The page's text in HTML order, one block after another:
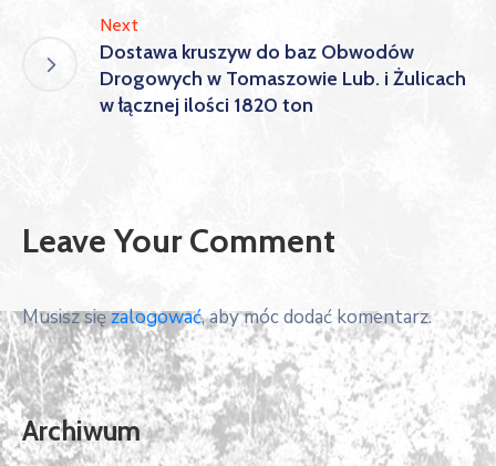
Next
Dostawa kruszyw do baz Obwodów
Drogowych w Tomaszowie Lub. i Żulicach
w łącznej ilości 1820 ton
Leave Your Comment
Musisz sięzalogować, aby móc dodać komentarz.
Archiwum